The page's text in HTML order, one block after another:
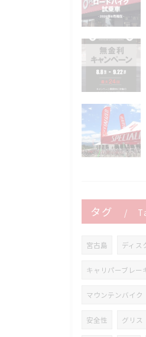
タグ
宮古島 ディス
キャリパーブレー
マウンテンバイク
安全性 グリス